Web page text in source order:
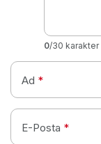
0/30 karakter
Ad *
E-Posta *